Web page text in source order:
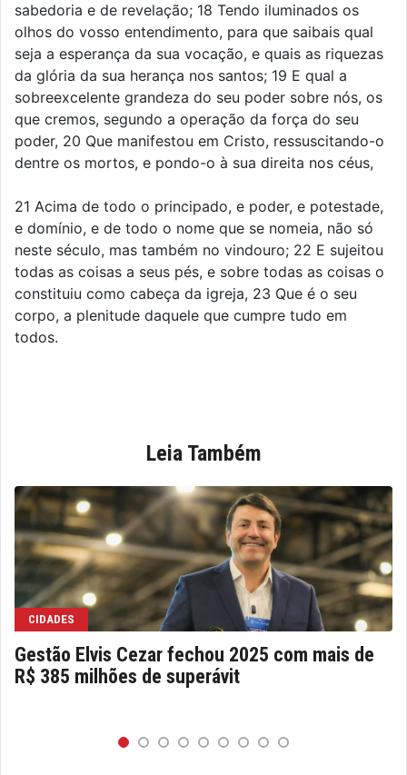
sabedoria e de revelação; 18 Tendo iluminados os
olhos do vosso entendimento, para que saibais qual
seja a esperança da sua vocação, e quais as riquezas
da glória da sua herança nos santos; 19 E qual a
sobreexcelente grandeza do seu poder sobre nós, os
que cremos, segundo a operação da força do seu
poder, 20 Que manifestou em Cristo, ressuscitando-o
dentre os mortos, e pondo-o à sua direita nos céus,
21 Acima de todo o principado, e poder, e potestade,
e domínio, e de todo o nome que se nomeia, não só
neste século, mas também no vindouro; 22 E sujeitou
todas as coisas a seus pés, e sobre todas as coisas o
constituiu como cabeça da igreja, 23 Que é o seu
corpo, a plenitude daquele que cumpre tudo em
todos.
Leia Também
CIDADES
Gestão Elvis Cezar fechou 2025 com mais de
R$ 385 milhões de superávit